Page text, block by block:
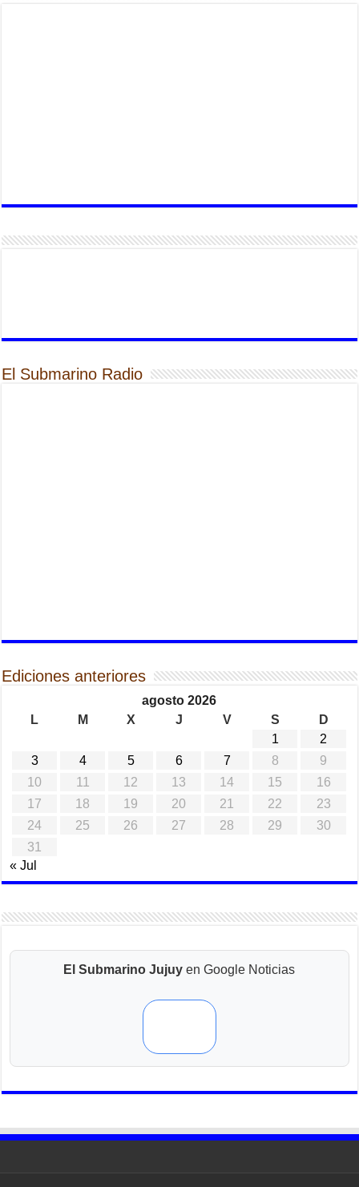
El Submarino Radio
Ediciones anteriores
agosto 2026
L
M X J V S
D
1
2
3
4 5 6 7 8
9
10
11 12 13 14 15
16
17
18 19 20 21 22
23
24
25 26 27 28 29
30
31
« Jul
El Submarino Jujuy en Google Noticias